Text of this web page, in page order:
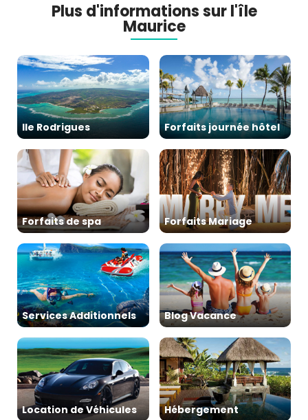
Plus d'informations sur l'île
Maurice
Ile Rodrigues Forfaits journée hôtel
Forfaits de spa Forfaits Mariage
Services Additionnels Blog Vacance
Location de Véhicules Hébergement